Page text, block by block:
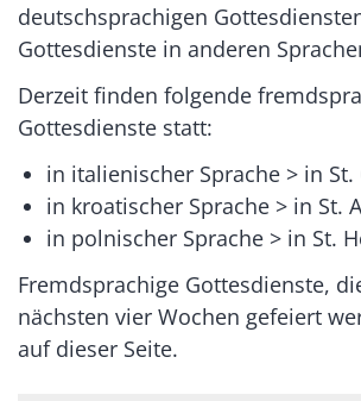
deutschsprachigen
Gottesdienste in anderen
Derzeit finden folgende
Gottesdienste statt:
in italienischer Sprache > in St.
in kroatischer Sprache > in St.
in polnischer Sprache > in St.
Fremdsprachige Gottesdienste,
nächsten vier Wochen gefeiert
auf dieser Seite.